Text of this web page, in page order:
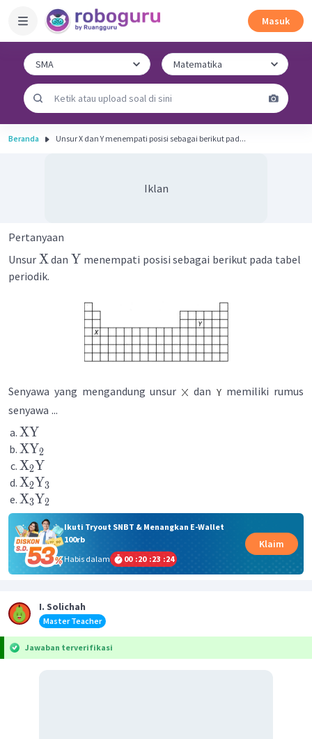
Masuk
Beranda Unsur X dan Y menempati posisi sebagai berikut pad...
Iklan
Pertanyaan
Unsur Xdan Y menempati posisi sebagai berikut pada tabel
periodik.
Senyawa yang mengandung unsur dan
memiliki rumus
senyawa ...
XY
XY2
X2Y
X2Y3
X3Y2
Ikuti Tryout SNBT & Menangkan E-Wallet
100rb
Habis dalam
00 :20 :23 :24
Klaim
I. Solichah
Master Teacher
Jawaban terverifikasi